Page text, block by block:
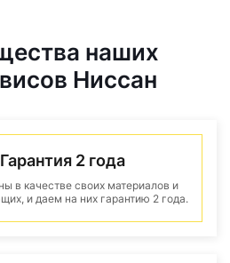
наших
Ниссан
Гарантия 2 года
в качестве своих материалов и
и даем на них гарантию 2 года.